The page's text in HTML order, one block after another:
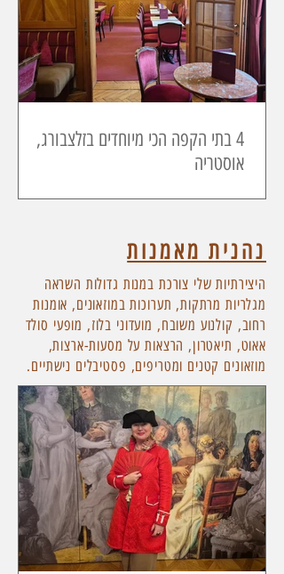
4 בתי הקפה הכי מיוחדים בזלצבורג,
אוסטריה
נהנית מאמנות
היצירתיות שלי צורכת במנות גדולות השראה
מגלריות מרתקות, תערוכות במוזאונים, אומנות
רחוב, קולנוע משובח, מועדוני בלוז, מופעי סולד
אאוט, תיאטרון, הרצאות על מסעות-ארצות,
מוזאונים קטנים ומטריפים, פסטיבלים נישתיים.